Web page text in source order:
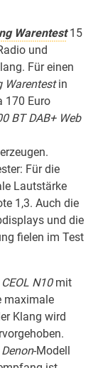
Warentest15
und
Für einen
Warentestin
170 Euro
BT DAB+ Web
Für die
Lautstärke
1,3. Auch die
und die
fielen im Test
N10mit
maximale
Klang wird
Denon-Modell